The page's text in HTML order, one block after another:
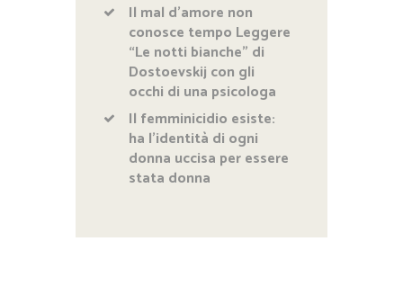
Il mal d’amore non
conosce tempo Leggere
“Le notti bianche” di
Dostoevskij con gli
occhi di una psicologa
Il femminicidio esiste:
ha l’identità di ogni
donna uccisa per essere
stata donna